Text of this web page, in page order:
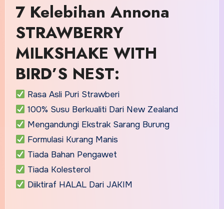
7 Kelebihan Annona
STRAWBERRY
MILKSHAKE WITH
BIRD’S NEST:
Rasa Asli Puri Strawberi
100% Susu Berkualiti Dari New Zealand
Mengandungi Ekstrak Sarang Burung
Formulasi Kurang Manis
Tiada Bahan Pengawet
Tiada Kolesterol
Diiktiraf HALAL Dari JAKIM